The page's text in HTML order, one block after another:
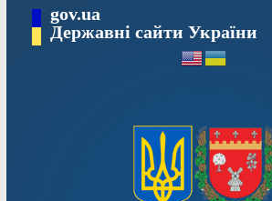
Перейтиgov.ua
Державні сайти України